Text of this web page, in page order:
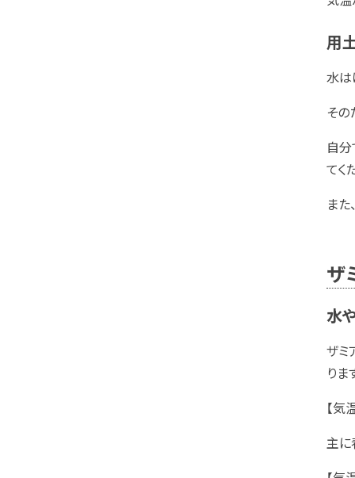
用
水は
その
自
てく
ま
ザ
水
ザミ
りま
【気
主に